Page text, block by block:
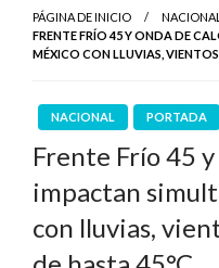
PÁGINA DE INICIO
NACIONAL
FRENTE FRÍO 45 Y ONDA DE
MÉXICO CON LLUVIAS,
NACIONAL PORTADA
Frente Frío 45
impactan
con lluvias,